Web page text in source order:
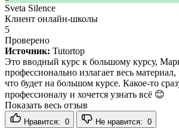
Sveta Silence
Клиент онлайн-школы
5
Проверено
Источник: Tutortop
Это вводный курс к большому курсу,
профессионально излагает весь
что будет на большом курсе. Какое-то
профессионалу и хочется узнать всё 😊
Показать весь отзыв
Нравится: 0 Не нравится: 0